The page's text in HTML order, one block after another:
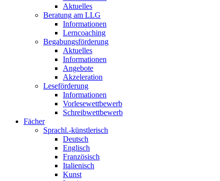
Aktuelles
Beratung am LLG
Informationen
Lerncoaching
Begabungsförderung
Aktuelles
Informationen
Angebote
Akzeleration
Leseförderung
Informationen
Vorlesewettbewerb
Schreibwettbewerb
Fächer
Sprachl.-künstlerisch
Deutsch
Englisch
Französisch
Italienisch
Kunst